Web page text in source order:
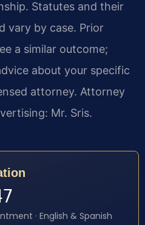
Statutes and their
vary by case. Prior
a similar outcome;
about your specific
attorney. Attorney
Mr. Sris.
· English & Spanish